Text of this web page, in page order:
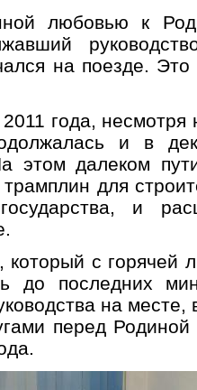
любовью к
на поезде.
2011 года,
и в
этом далеком
для
и
с горячей
до последних
на месте,
перед